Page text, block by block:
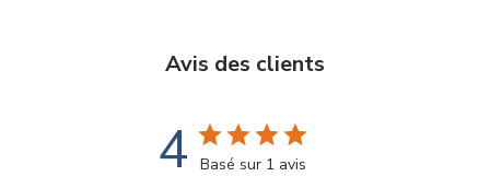
Avis des clients
4 Basé sur 1 avis